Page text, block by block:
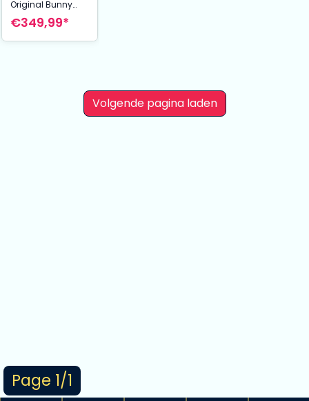
Page 1/1
Original Bunny
PVC Statue 1/4
Hajime Aotsugi 40
€349,99*
Volgende pagina laden